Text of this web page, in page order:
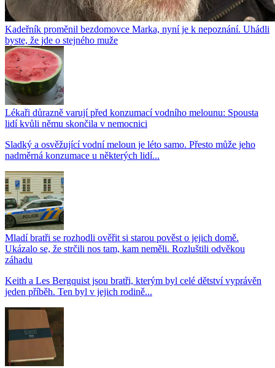
Kadeřník proměnil bezdomovce Marka, nyní je k nepoznání. Uhádli
byste, že jde o stejného muže
Lékaři důrazně varují před konzumací vodního melounu: Spousta
lidí kvůli němu skončila v nemocnici
Sladký a osvěžující vodní meloun je léto samo. Přesto může jeho
nadměrná konzumace u některých lidí...
Mladí bratři se rozhodli ověřit si starou pověst o jejich domě.
Ukázalo se, že strčili nos tam, kam neměli. Rozluštili odvěkou
záhadu
Keith a Les Bergquist jsou bratři, kterým byl celé dětství vyprávěn
jeden příběh. Ten byl v jejich rodině...